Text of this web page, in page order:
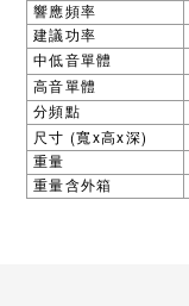
響應頻率
建議功率
中低音單體
高音單體
分頻點
尺寸 (寬x高x深)
重量
重量含外箱